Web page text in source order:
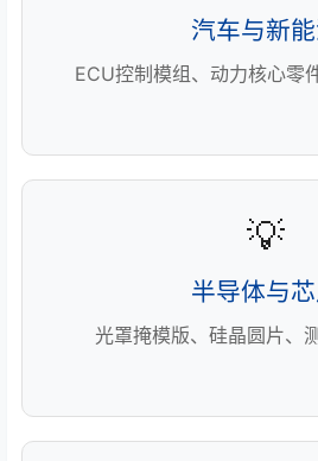
汽车与新
ECU控制模组、动力核心零
💡
半导体与
光罩掩模版、硅晶圆片、